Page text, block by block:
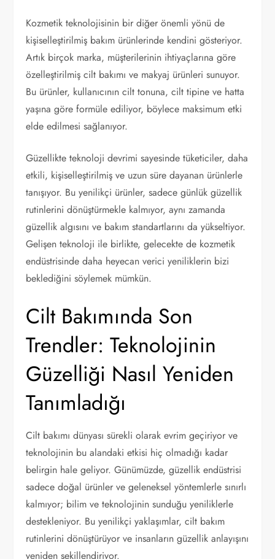
Kozmetik teknolojisinin bir diğer önemli yönü de
kişiselleştirilmiş bakım ürünlerinde kendini gösteriyor.
Artık birçok marka, müşterilerinin ihtiyaçlarına göre
özelleştirilmiş cilt bakımı ve makyaj ürünleri sunuyor.
Bu ürünler, kullanıcının cilt tonuna, cilt tipine ve hatta
yaşına göre formüle ediliyor, böylece maksimum etki
elde edilmesi sağlanıyor.
Güzellikte teknoloji devrimi sayesinde tüketiciler, daha
etkili, kişiselleştirilmiş ve uzun süre dayanan ürünlerle
tanışıyor. Bu yenilikçi ürünler, sadece günlük güzellik
rutinlerini dönüştürmekle kalmıyor, aynı zamanda
güzellik algısını ve bakım standartlarını da yükseltiyor.
Gelişen teknoloji ile birlikte, gelecekte de kozmetik
endüstrisinde daha heyecan verici yeniliklerin bizi
beklediğini söylemek mümkün.
Cilt Bakımında Son
Trendler: Teknolojinin
Güzelliği Nasıl Yeniden
Tanımladığı
Cilt bakımı dünyası sürekli olarak evrim geçiriyor ve
teknolojinin bu alandaki etkisi hiç olmadığı kadar
belirgin hale geliyor. Günümüzde, güzellik endüstrisi
sadece doğal ürünler ve geleneksel yöntemlerle sınırlı
kalmıyor; bilim ve teknolojinin sunduğu yeniliklerle
destekleniyor. Bu yenilikçi yaklaşımlar, cilt bakım
rutinlerini dönüştürüyor ve insanların güzellik anlayışını
yeniden şekillendiriyor.